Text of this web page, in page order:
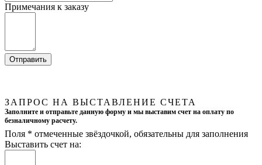
Примечания к заказу
ЗАПРОС НА ВЫСТАВЛЕНИЕ СЧЕТА
Заполните и отправьте данную форму и мы выставим счет на оплату по
безналичному расчету.
Поля * отмеченные звёздочкой, обязательны для заполнения
Выставить счет на: